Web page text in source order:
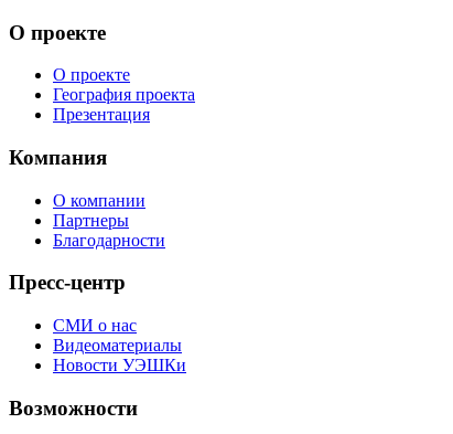
О проекте
О проекте
География проекта
Презентация
Компания
О компании
Партнеры
Благодарности
Пресс-центр
СМИ о нас
Видеоматериалы
Новости УЭШКи
Возможности